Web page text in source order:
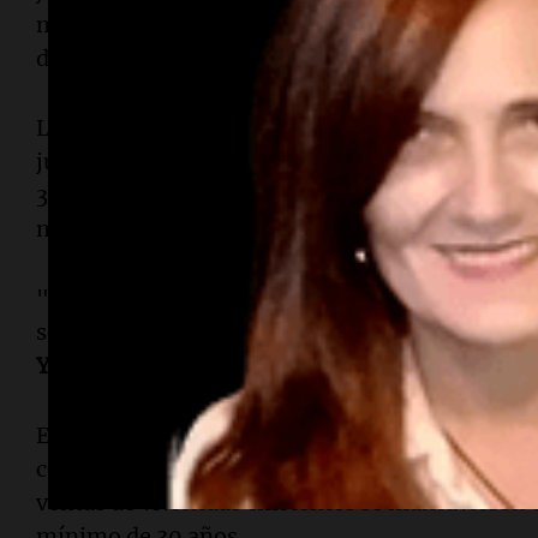
marcando un récord en datos que datan de
durante 36 meses consecutivos.
Los compradores primerizos representaron el
junio, una ligera disminución respecto al 35%
30% del año anterior. Históricamente, este
mercado de viviendas.
"La falta de poder adquisitivo es un desafío
ser propietarios, y es por ello que
Yun
, economista jefe de la asociación.
El mercado de la vivienda ha estado en un
comenzaron a subir las tasas hipotecarias tras
ventas de viviendas existentes se mantuvieron